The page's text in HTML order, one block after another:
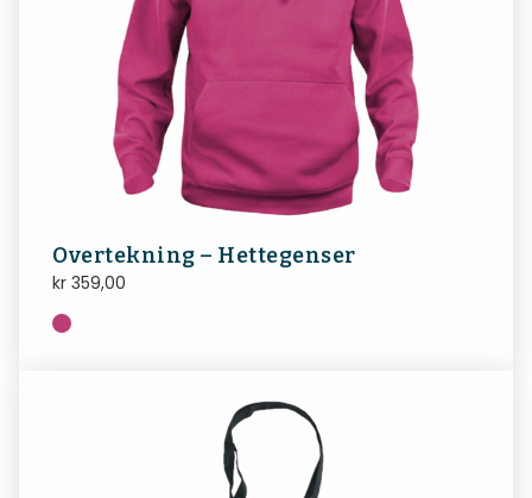
Overtekning – Hettegenser
kr 359,00